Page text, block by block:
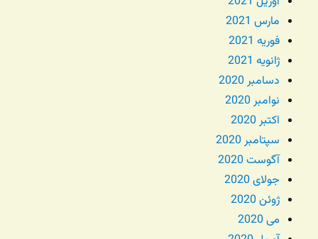
مارس 2021
فوریه 2021
ژانویه 2021
دسامبر 2020
نوامبر 2020
اکتبر 2020
سپتامبر 2020
آگوست 2020
جولای 2020
ژوئن 2020
می 2020